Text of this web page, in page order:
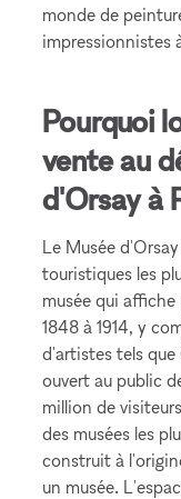
monde de
impressionnistes
Pourquoi
vente au
d'Orsay à
Le Musée
touristiques les
musée qui
1848 à 1914, y
d'artistes tels que
ouvert au public
million de
des musées les
construit à
un musée.